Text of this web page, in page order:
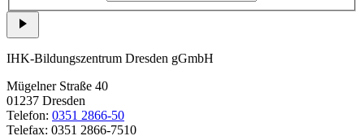
IHK-Bildungszentrum Dresden gGmbH
Mügelner Straße 40
01237 Dresden
Telefon: 0351 2866-50
Telefax: 0351 2866-7510